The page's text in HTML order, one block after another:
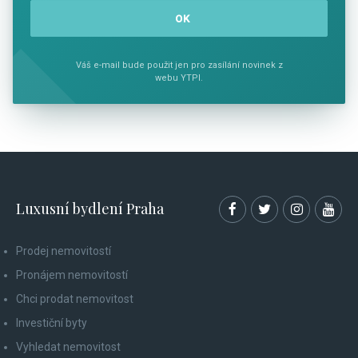
Váš e-mail bude použit jen pro zasílání novinek z
webu YTPI.
Luxusní bydlení Praha
Prodej nemovitostí
Pronájem nemovitostí
Chci prodat nemovitost
Investiční byty
Vyhledat nemovitost